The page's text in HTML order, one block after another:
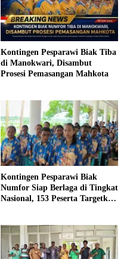
Kontingen Pesparawi Biak Tiba
di Manokwari, Disambut
Prosesi Pemasangan Mahkota
Kontingen Pesparawi Biak
Numfor Siap Berlaga di Tingkat
Nasional, 153 Peserta Targetkan